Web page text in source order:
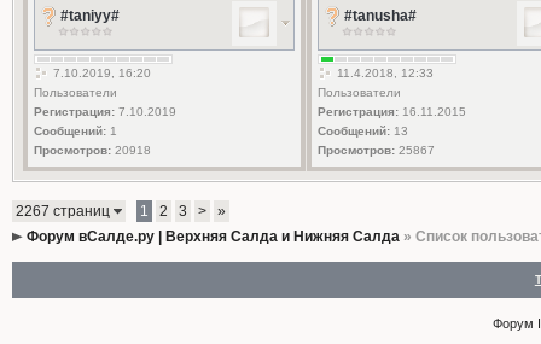
#taniyy#
7.10.2019, 16:20
Пользователи
Регистрация:7.10.2019
Сообщений:1
Просмотров:20918
#tanusha#
11.4.2018, 12:33
Пользователи
Регистрация:16.11.2015
Сообщений:13
Просмотров:25867
2267 страниц 1 2 3 >
»
Форум вСалде.ру | Верхняя Салда и Нижняя Салда» Список
Форум